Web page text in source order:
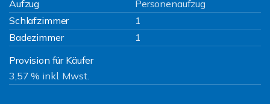
Aufzug
Personenaufzug
Schlafzimmer
1
Badezimmer
1
Provision für Käufer
3,57 % inkl. Mwst.